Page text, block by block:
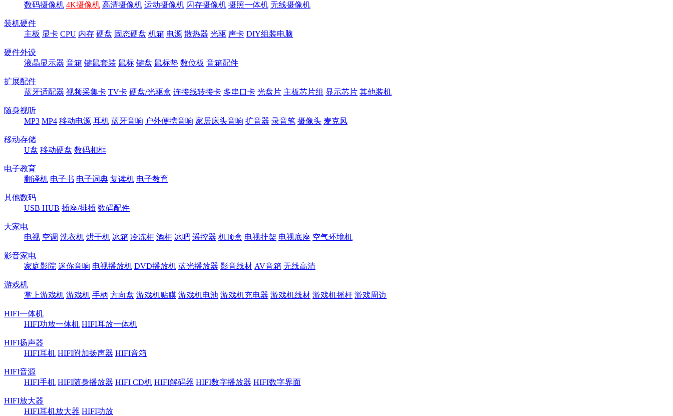
数码摄像机 4K摄像机 高清摄像机 运动摄像机 闪存摄像机 摄照一体机 无线摄像机
装机硬件
主板 显卡 CPU 内存 硬盘 固态硬盘 机箱 电源 散热器 光驱 声卡 DIY组装电脑
硬件外设
液晶显示器 音箱 键鼠套装 鼠标 键盘 鼠标垫 数位板 音箱配件
扩展配件
蓝牙适配器 视频采集卡 TV卡 硬盘/光驱盒 连接线转接卡 多串口卡 光盘片 主板芯片组 显示芯片 其他装机
随身视听
MP3 MP4 移动电源 耳机 蓝牙音响 户外便携音响 家居床头音响 扩音器 录音笔 摄像头 麦克风
移动存储
U盘 移动硬盘 数码相框
电子教育
翻译机 电子书 电子词典 复读机 电子教育
其他数码
USB HUB 插座/排插 数码配件
大家电
电视 空调 洗衣机 烘干机 冰箱 冷冻柜 酒柜 冰吧 遥控器 机顶盒 电视挂架 电视底座 空气环境机
影音家电
家庭影院 迷你音响 电视播放机 DVD播放机 蓝光播放器 影音线材 AV音箱 无线高清
游戏机
掌上游戏机 游戏机 手柄 方向盘 游戏机贴膜 游戏机电池 游戏机充电器 游戏机线材 游戏机摇杆 游戏周边
HIFI一体机
HIFI功放一体机 HIFI耳放一体机
HIFI扬声器
HIFI耳机 HIFI附加扬声器 HIFI音箱
HIFI音源
HIFI手机 HIFI随身播放器 HIFI CD机 HIFI解码器 HIFI数字播放器 HIFI数字界面
HIFI放大器
HIFI耳机放大器 HIFI功放